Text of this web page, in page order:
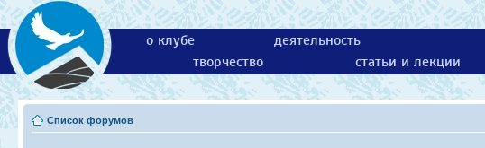
о клубе деятельность
творчество
статьи и лекции
Список форумов